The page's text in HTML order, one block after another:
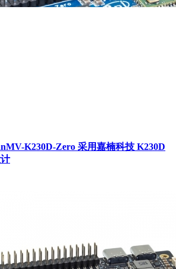
K230D-Zero 采用嘉楠科技 K230D